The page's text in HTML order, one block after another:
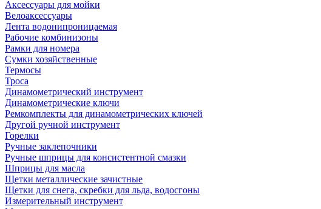
Аксессуары для мойки
Велоаксессуары
Лента водонипроницаемая
Рабочие комбинизоны
Рамки для номера
Сумки хозяйственные
Термосы
Троса
Динамометрический инструмент
Динамометрические ключи
Ремкомплекты для динамометрических ключей
Другой ручной инструмент
Горелки
Ручные заклепочники
Ручные шприцы для консистентной смазки
Шприцы для масла
Щетки металлические зачистные
Щетки для снега, скребки для льда, водосгоны
Измерительный инструмент